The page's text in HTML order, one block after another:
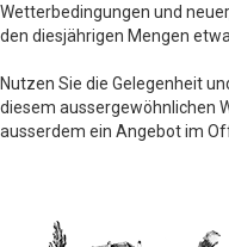
Wetterbedingungen und
den diesjährigen Mengen
Nutzen Sie die Gelegenheit
diesem aussergewöhnlichen
ausserdem ein Angebot im